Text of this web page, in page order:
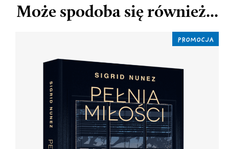
Może spodoba się również...
PROMOCJA